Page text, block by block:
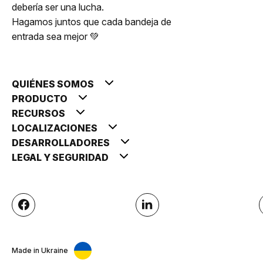
debería ser una lucha.
Hagamos juntos que cada bandeja de
entrada sea mejor 💚
QUIÉNES SOMOS
PRODUCTO
RECURSOS
LOCALIZACIONES
DESARROLLADORES
LEGAL Y SEGURIDAD
Made in Ukraine